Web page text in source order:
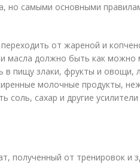
но самыми основными
от жареной и
масла должно быть как можно
в пищу злаки, фрукты и овощи,
молочные продукты,
соль, сахар и другие
полученный от тренировок и